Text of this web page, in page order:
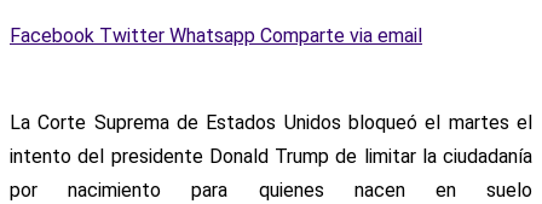
Facebook Twitter Whatsapp Comparte via email
La Corte Suprema de Estados Unidos bloqueó el martes el
intento del presidente Donald Trump de limitar la ciudadanía
por nacimiento para quienes nacen en suelo